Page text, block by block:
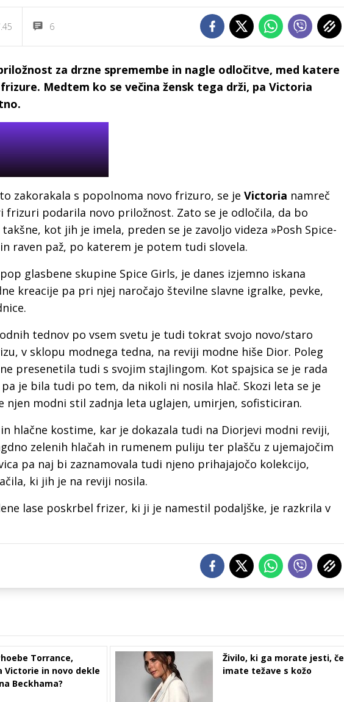
6
za drzne spremembe in nagle odločitve, med katere
Medtem ko se večina žensk tega drži, pa Victoria
zakorakala s popolnoma novo frizuro, se je Victoria namreč
frizuri podarila novo priložnost. Zato se je odločila, da bo
kot jih je imela, preden se je zavoljo videza »Posh Spice-
raven paž, po katerem je potem tudi slovela.
glasbene skupine Spice Girls, je danes izjemno iskana
kreacije pa pri njej naročajo številne slavne igralke, pevke,
tednov po vsem svetu je tudi tokrat svojo novo/staro
v sklopu modnega tedna, na reviji modne hiše Dior. Poleg
presenetila tudi s svojim stajlingom. Kot spajsica se je rada
je bila tudi po tem, da nikoli ni nosila hlač. Skozi leta se je
njen modni stil zadnja leta uglajen, umirjen, sofisticiran.
hlačne kostime, kar je dokazala tudi na Diorjevi modni reviji,
zelenih hlačah in rumenem puliju ter plašču z ujemajočim
pa naj bi zaznamovala tudi njeno prihajajočo kolekcijo,
ki jih je na reviji nosila.
lase poskrbel frizer, ki ji je namestil podaljške, je razkrila v
Torrance,
Victorie in novo dekle
Beckhama?
Živilo, ki ga morate jesti, če
imate težave s kožo